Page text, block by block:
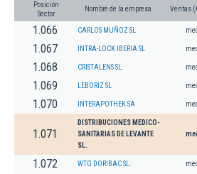
Posición
Sector
Nombre de la empresa Ventas
1.066 CARLOS MUÑOZ SL
1.067 INTRA-LOCK IBERIA SL
1.068 CRISTALENS SL.
1.069 LEBORIZ SL
1.070 INTERAPOTHEK SA
1.071
DISTRIBUCIONES MEDICO-
SANITARIAS DE LEVANTE
SL.
1.072 WTG DORIBAC SL.